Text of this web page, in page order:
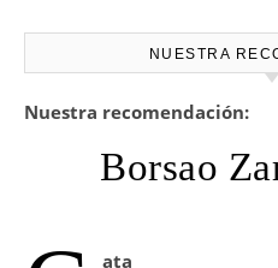
NUESTRA
Nuestra recomendación:
Borsao
ata